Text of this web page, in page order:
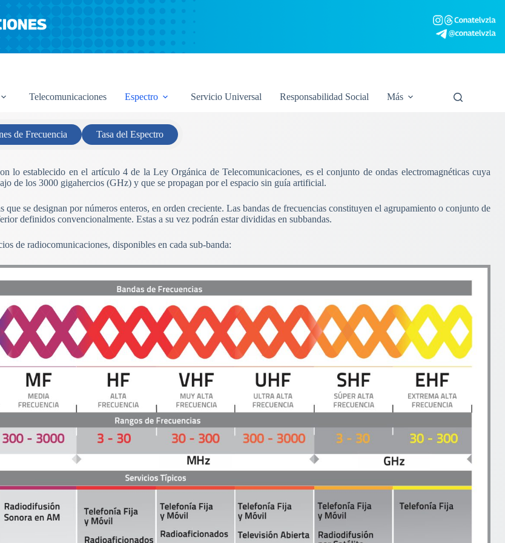
Telecomunicaciones Espectro Servicio Universal Responsabilidad Social Más
de Frecuencia Tasa del Espectro
lo establecido en el artículo 4 de la Ley Orgánica de Telecomunicaciones, es el conjunto de ondas electromagnéticas cuya
de los 3000 gigahercios (GHz) y que se propagan por el espacio sin guía artificial.
que se designan por números enteros, en orden creciente. Las bandas de frecuencias constituyen el agrupamiento o conjunto de
definidos convencionalmente. Estas a su vez podrán estar divididas en subbandas.
de radiocomunicaciones, disponibles en cada sub-banda: